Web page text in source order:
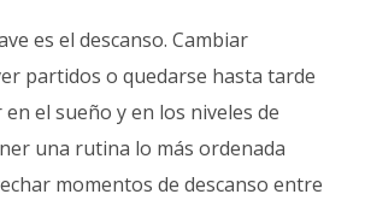
es el descanso. Cambiar
partidos o quedarse hasta tarde
el sueño y en los niveles de
una rutina lo más ordenada
momentos de descanso entre